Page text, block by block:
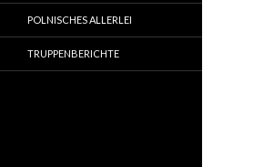
POLNISCHES ALLERLEI
TRUPPENBERICHTE